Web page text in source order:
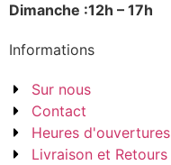
Dimanche :12h – 17h
Informations
Sur nous
Contact
Heures d'ouvertures
Livraison et Retours